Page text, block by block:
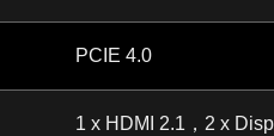
PCIE 4.0
1 x HDMI 2.1，2 x